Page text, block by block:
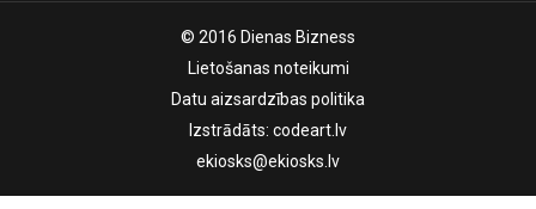
© 2016 Dienas Bizness
Lietošanas noteikumi
Datu aizsardzības politika
Izstrādāts: codeart.lv
ekiosks@ekiosks.lv